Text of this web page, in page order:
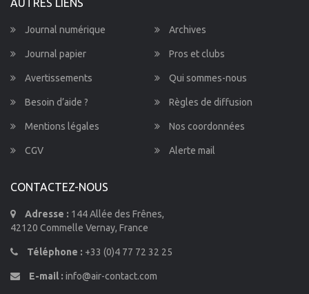
AUTRES LIENS
Journal numérique Archives
Journal papier Pros et clubs
Avertissements Qui sommes-nous
Besoin d’aide ? Règles de diffusion
Mentions légales Nos coordonnées
CGV Alerte mail
CONTACTEZ-NOUS
Adresse : 144 Allée des Frênes,
42120 Commelle Vernay, France
Téléphone : +33 (0)4 77 72 32 25
E-mail : info@air-contact.com